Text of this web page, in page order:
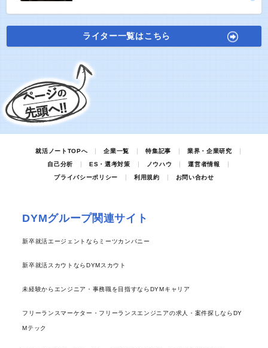
ライター一覧はこちら
就活ノートTOPへ 企業一覧 特集記事
業界・企業研究
自己分析
ES・選考対策 ノウハウ
運営者情報
プライバシーポリシー
利用規約 お問い合わせ
DYMグループ関連サイト
新卒就活エージェントならミーツカンパニー
新卒就活スカウトならDYMスカウト
未経験からエンジニア・事務職を目指すならDYMキャリア
フリーランスマーケター・フリーランスエンジニアの求人・案件探しならDY
Mテック